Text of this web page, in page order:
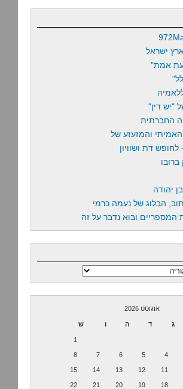
ישראל
אמת"
"יש דין"
החברתית
האמיתי והמזעזע של
דת ושוויון
יהודה
הבלוג של נעמה כרמי
המספריים ובוא נדבר על זה
אוגוסט 2026
ג ד ה ו ש
1
4
5
6
7
8
11
12
13
14
15
18
19
20
21
22